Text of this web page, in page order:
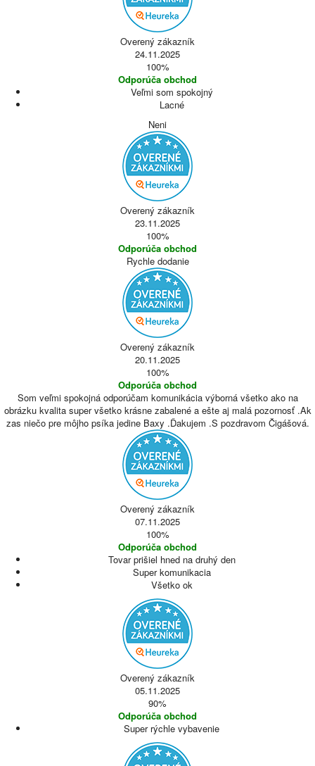
Overený zákazník
24.11.2025
100%
Odporúča obchod
Veľmi som spokojný
Lacné
Neni
Overený zákazník
23.11.2025
100%
Odporúča obchod
Rychle dodanie
Overený zákazník
20.11.2025
100%
Odporúča obchod
Som veľmi spokojná odporúčam komunikácia výborná všetko ako na
obrázku kvalita super všetko krásne zabalené a ešte aj malá pozornosť .Ak
zas niečo pre môjho psíka jedine Baxy .Ďakujem .S pozdravom Čigášová.
Overený zákazník
07.11.2025
100%
Odporúča obchod
Tovar prišiel hned na druhý den
Super komunikacia
Všetko ok
Overený zákazník
05.11.2025
90%
Odporúča obchod
Super rýchle vybavenie